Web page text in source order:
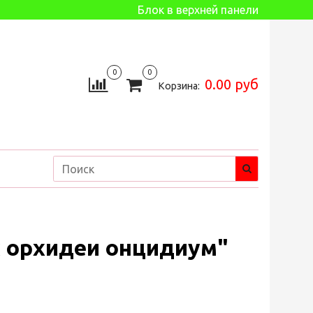
Блок в верхней панели
0 0
Корзина: 0.00 руб
онцидиум"